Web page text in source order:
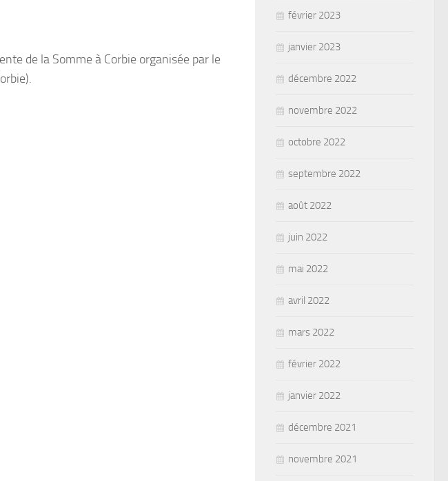
de la Somme à Corbie organisée par le
février 2023
janvier 2023
décembre 2022
novembre 2022
octobre 2022
septembre 2022
août 2022
juin 2022
mai 2022
avril 2022
mars 2022
février 2022
janvier 2022
décembre 2021
novembre 2021